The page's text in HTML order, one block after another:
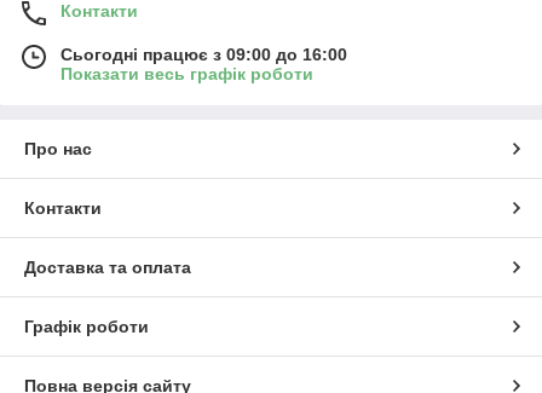
Контакти
Сьогодні працює з 09:00 до 16:00
Показати весь графік роботи
Про нас
Контакти
Доставка та оплата
Графік роботи
Повна версія сайту